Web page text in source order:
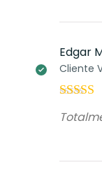
Edgar
Cliente
5de 5